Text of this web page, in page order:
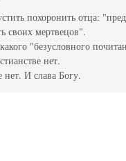
похоронить отца:
своих мертвецов".
"безусловного
нет.
И слава Богу.